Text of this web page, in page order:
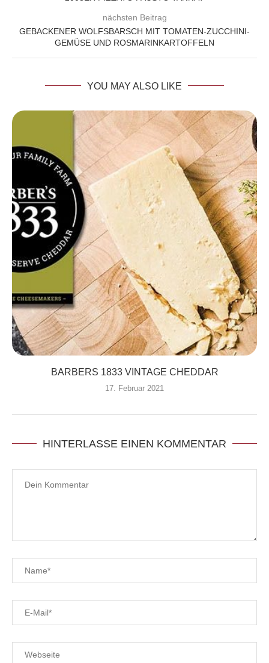
nächsten Beitrag
GEBACKENER WOLFSBARSCH MIT TOMATEN-ZUCCHINI-
GEMÜSE UND ROSMARINKARTOFFELN
YOU MAY ALSO LIKE
BARBERS 1833 VINTAGE CHEDDAR
17. Februar 2021
HINTERLASSE EINEN KOMMENTAR